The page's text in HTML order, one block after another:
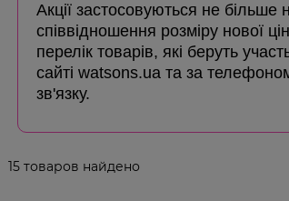
Акції застосовуються не
співвідношення розміру нової
перелік товарів, які беруть
сайті watsons.ua та за
зв'язку.
15 товаров найдено